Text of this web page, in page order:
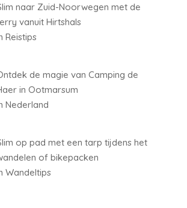
naar Zuid-Noorwegen met de
vanuit Hirtshals
Reistips
de magie van Camping de
in Ootmarsum
Nederland
op pad met een tarp tijdens het
of bikepacken
Wandeltips